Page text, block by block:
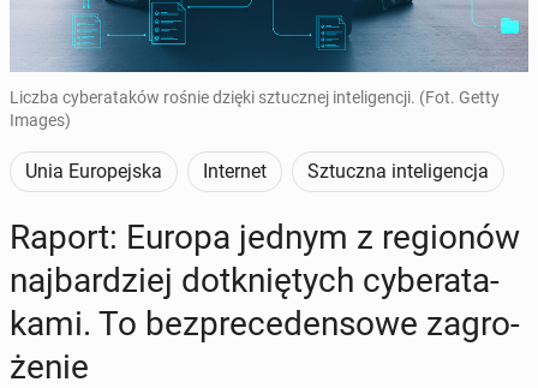
Liczba cyberataków rośnie dzięki sztucznej inteligencji. (Fot. Getty
Images)
Unia Europejska Internet Sztuczna inteligencja
Raport: Europa jednym z re­gio­nów
naj­bar­dziej do­tknię­tych cy­be­ra­ta­
ka­mi. To bez­pre­ce­den­so­we za­gro­
że­nie